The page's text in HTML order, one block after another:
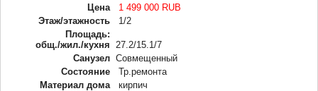
Цена
1 499 000 RUB
Этаж/этажность
1/2
Площадь:
общ./жил./кухня
27.2/15.1/7
Санузел Совмещенный
Состояние
Тр.ремонта
Материал дома
кирпич